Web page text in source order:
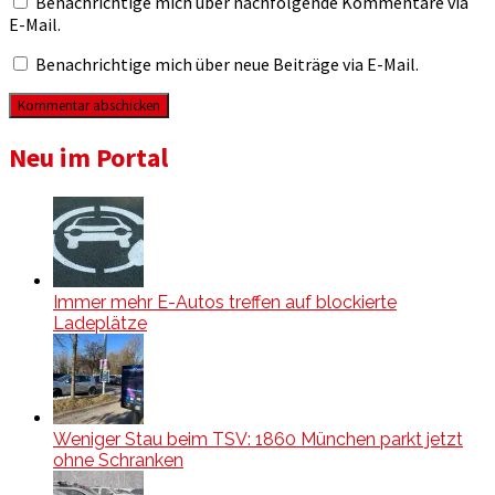
E-Mail.
Benachrichtige mich über neue Beiträge via E-Mail.
Neu im Portal
Immer mehr E-Autos treffen auf blockierte
Ladeplätze
Weniger Stau beim TSV: 1860 München parkt jetzt
ohne Schranken